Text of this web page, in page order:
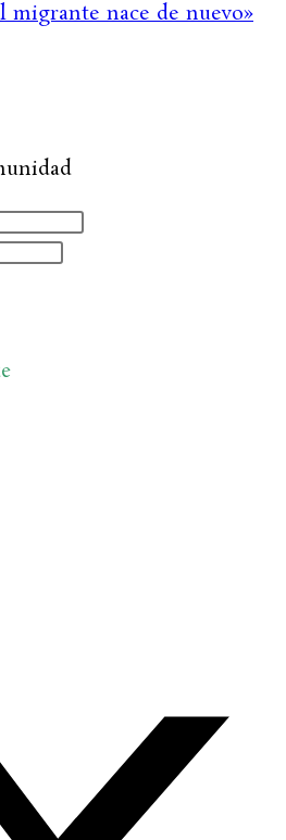
migrante nace de nuevo»